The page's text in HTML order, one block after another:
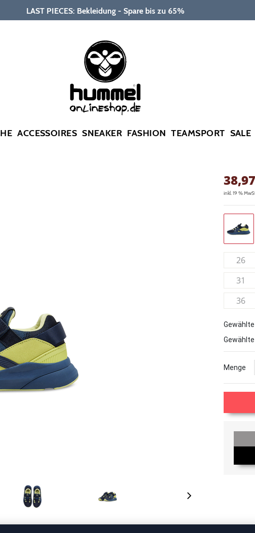
LAST PIECES: Bekleidung - Spare bis zu 65%
ACCESSOIRES SNEAKER FASHION TEAMSPORT SALE
38,97
inkl. 19 %
26
31
36
Menge